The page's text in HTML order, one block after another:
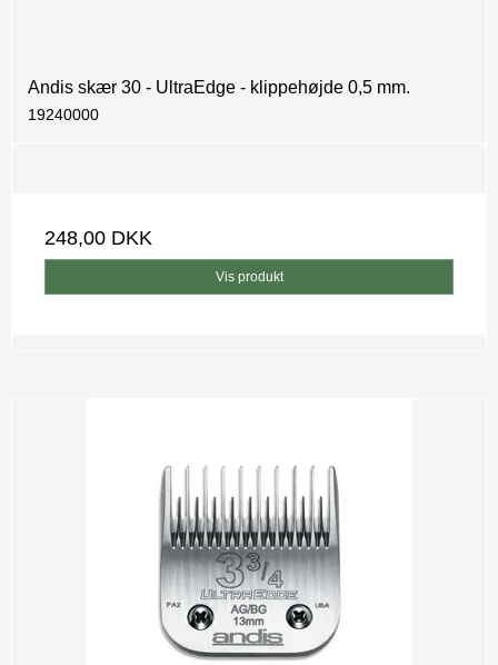
Andis skær 30 - UltraEdge - klippehøjde 0,5 mm.
19240000
248,00 DKK
Vis produkt